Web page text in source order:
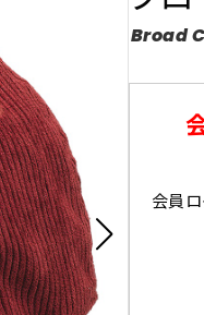
Broad
会員ロ